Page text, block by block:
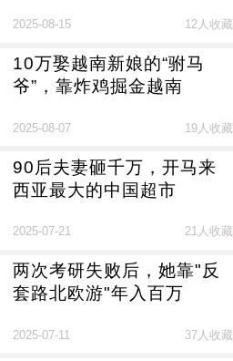
2025-08-15 12人收藏
10万娶越南新娘的“驸马
爷”，靠炸鸡掘金越南
2025-08-07 19人收藏
90后夫妻砸千万，开马来
西亚最大的中国超市
2025-07-21 21人收藏
两次考研失败后，她靠"反
套路北欧游"年入百万
2025-07-11 37人收藏